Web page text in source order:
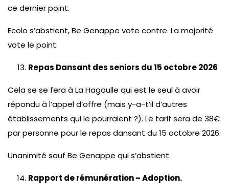
ce dernier point.
Ecolo s’abstient, Be Genappe vote contre. La majorité
vote le point.
Repas Dansant des seniors du 15 octobre 2026
Cela se se fera à La Hagoulle qui est le seul à avoir
répondu à l’appel d’offre (mais y-a-t’il d’autres
établissements qui le pourraient ?). Le tarif sera de 38€
par personne pour le repas dansant du 15 octobre 2026.
Unanimité sauf Be Genappe qui s’abstient.
Rapport de rémunération – Adoption.